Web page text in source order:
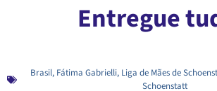
Entregue
Brasil, Fátima Gabrielli, Liga de Mães de
Schoenstatt